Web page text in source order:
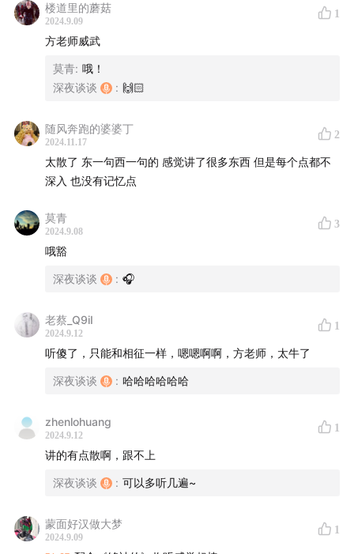
01:08:56易经中对“旅”卦的解读
01:18:28
01:22:02大禹与涂山女娇的相遇与结合
听众群：加深夜谈谈子微信（微信号:
aidanei17301214531）发送【用户名以及付费截图】并回
复“山海经听众群”即可进群。
楼道里的蘑菇
2024.9.09
1
方老师威武
莫青: 哦！
深夜谈谈
: 🙌🏻
随风奔跑的婆婆丁
2024.11.17
2
太散了 东一句西一句的 感觉讲了很多东西 但是每个点都不
深入 也没有记忆点
莫青
2024.9.08
3
哦豁
深夜谈谈 : 🎧
老蔡_Q9iI
2024.9.12
1
听傻了，只能和相征一样，嗯嗯啊啊，方老师，太牛了
深夜谈谈 : 哈哈哈哈哈哈
zhenlohuang
2024.9.12
1
讲的有点散啊，跟不上
深夜谈谈 : 可以多听几遍~
蒙面好汉做大梦
2024.9.09
1